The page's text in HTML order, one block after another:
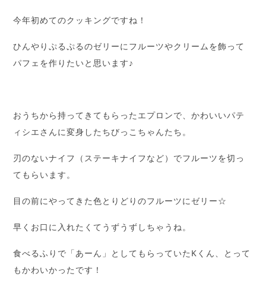
今年初めてのクッキングですね！
ひんやりぷるぷるのゼリーにフルーツやクリームを飾って
パフェを作りたいと思います♪
おうちから持ってきてもらったエプロンで、かわいいパテ
ィシエさんに変身したちびっこちゃんたち。
刃のないナイフ（ステーキナイフなど）でフルーツを切っ
てもらいます。
目の前にやってきた色とりどりのフルーツにゼリー☆
早くお口に入れたくてうずうずしちゃうね。
食べるふりで「あーん」としてもらっていたKくん、とって
もかわいかったです！